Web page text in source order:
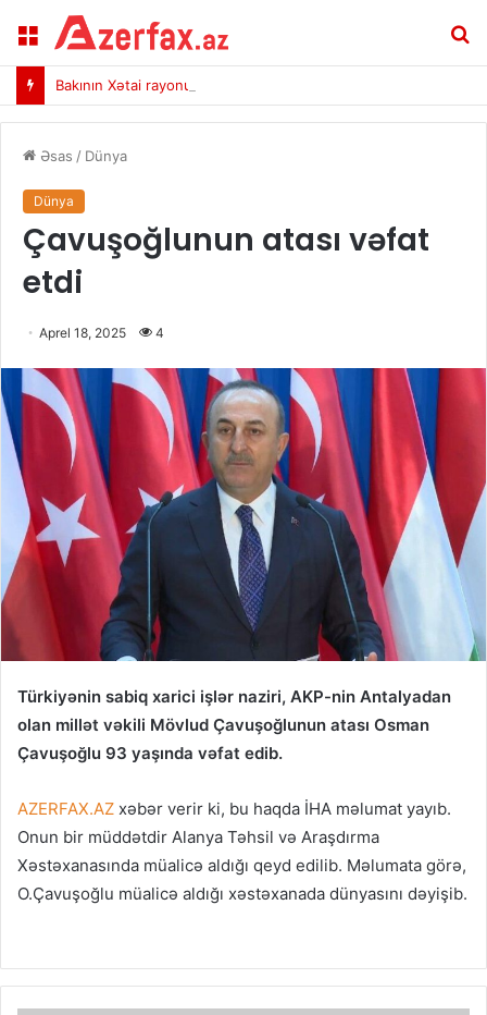
Menu
Bakının Xətai rayonunda yanğın başlayıb
Əsas / Dünya
Dünya
Çavuşoğlunun atası vəfat
etdi
Aprel 18, 2025 4
Türkiyənin sabiq xarici işlər naziri, AKP-nin Antalyadan
olan millət vəkili Mövlud Çavuşoğlunun atası Osman
Çavuşoğlu 93 yaşında vəfat edib.
AZERFAX.AZ xəbər verir ki, bu haqda İHA məlumat yayıb.
Onun bir müddətdir Alanya Təhsil və Araşdırma
Xəstəxanasında müalicə aldığı qeyd edilib. Məlumata görə,
O.Çavuşoğlu müalicə aldığı xəstəxanada dünyasını dəyişib.